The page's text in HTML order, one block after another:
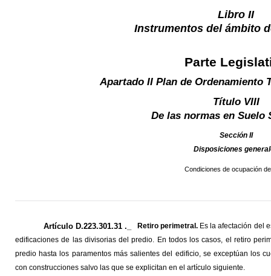
Libro II
Instrumentos del ámbito
Parte
Apartado II Plan de Ordenamiento
Título VIII
De las normas en Suelo
Sección II
Disposiciones
Condiciones de ocupación
Artículo D.223.301.31 ._ Retiro perimetral. Es la afectación del
edificaciones de las divisorias del predio. En todos los casos, el retiro
predio hasta los paramentos más salientes del edificio, se exceptúan los
con construcciones salvo las que se explicitan en el artículo siguiente.